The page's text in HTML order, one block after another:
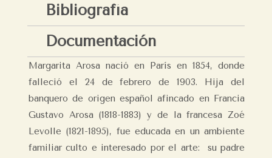
Bibliografía
Documentación
Margarita Arosa nació en París en 1854, donde
falleció el 24 de febrero de 1903. Hija del
banquero de origen español afincado en Francia
Gustavo Arosa (1818-1883) y de la francesa Zoé
Levolle (1821-1895), fue educada en un ambiente
familiar culto e interesado por el arte: su padre